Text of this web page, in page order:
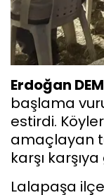
Erdoğan
başlama
estirdi.
amaçlayan
karşı
Lalapaşa